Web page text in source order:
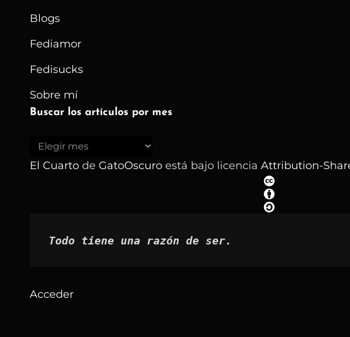
Blogs
Fediamor
Fedisucks
Sobre mí
Buscar los artículos por mes
Buscar
los
El Cuarto de GatoOscuro está bajo licencia Attribution-
Todo tiene una razón de ser.
Acceder